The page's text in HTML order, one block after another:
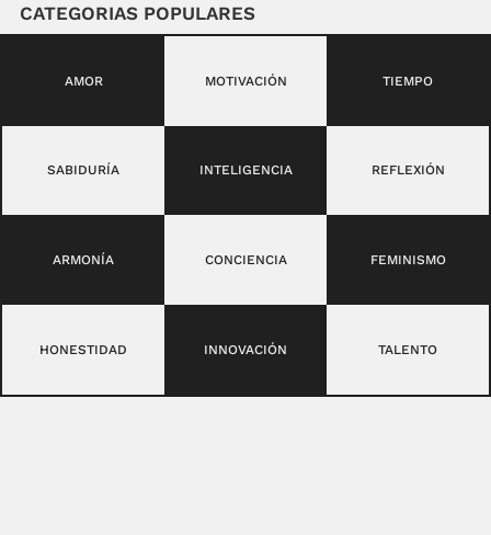
CATEGORIAS POPULARES
AMOR MOTIVACIÓN TIEMPO
SABIDURÍA INTELIGENCIA REFLEXIÓN
ARMONÍA CONCIENCIA FEMINISMO
HONESTIDAD INNOVACIÓN TALENTO